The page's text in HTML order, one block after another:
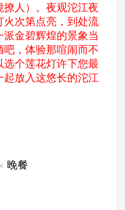
人）。夜观沱江夜
次第点亮，到处流
金碧辉煌的景象当
，体验那喧闹而不
个莲花灯许下您最
放入这悠长的沱江
晚餐